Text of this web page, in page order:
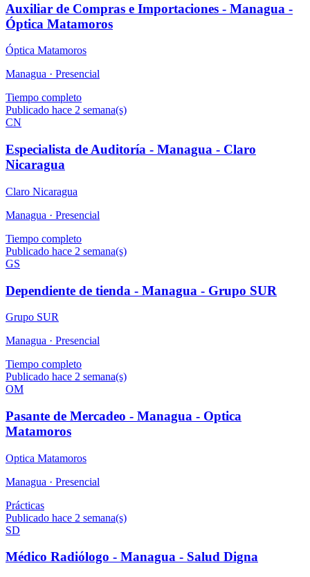
Auxiliar de Compras e Importaciones - Managua -
Óptica Matamoros
Óptica Matamoros
Managua · Presencial
Tiempo completo
Publicado hace 2 semana(s)
CN
Especialista de Auditoría - Managua - Claro
Nicaragua
Claro Nicaragua
Managua · Presencial
Tiempo completo
Publicado hace 2 semana(s)
GS
Dependiente de tienda - Managua - Grupo SUR
Grupo SUR
Managua · Presencial
Tiempo completo
Publicado hace 2 semana(s)
OM
Pasante de Mercadeo - Managua - Optica
Matamoros
Optica Matamoros
Managua · Presencial
Prácticas
Publicado hace 2 semana(s)
SD
Médico Radiólogo - Managua - Salud Digna